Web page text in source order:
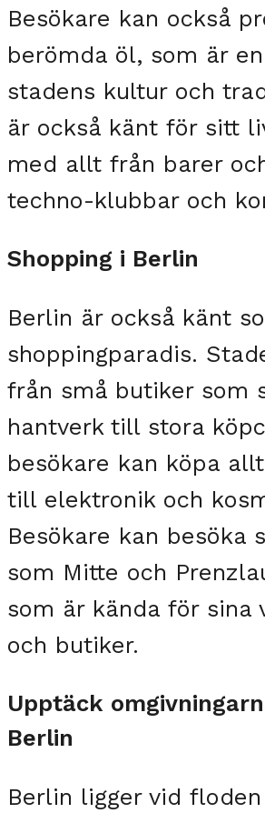
Besökare kan också
berömda öl, som är
stadens kultur och
är också känt för sitt
med allt från barer
techno-klubbar och
Shopping i Berlin
Berlin är också känt
shoppingparadis.
från små butiker som
hantverk till stora
besökare kan köpa
till elektronik och
Besökare kan besöka
som Mitte och
som är kända för sina
och butiker.
Upptäck
Berlin
Berlin ligger vid